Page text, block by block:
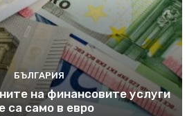
БЪЛГАРИЯ
на финансовите услуги
са само в евро